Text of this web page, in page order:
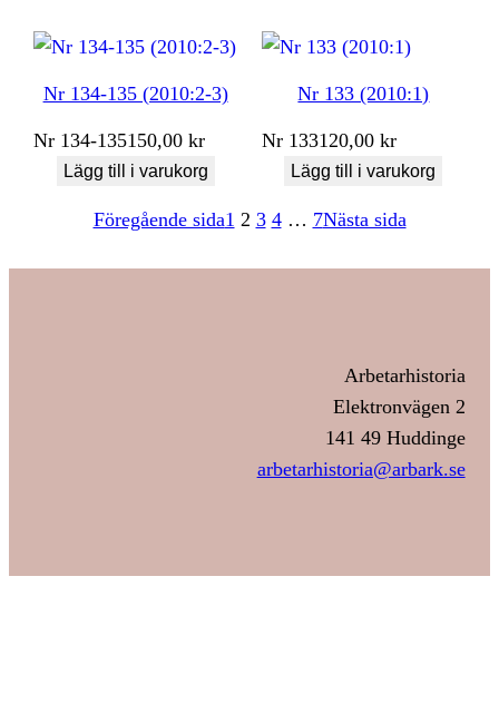
Nr 134-135 (2010:2-3)
Nr 134-135150,00kr
Lägg till i varukorg
Nr 133 (2010:1)
Nr 133120,00kr
Lägg till i varukorg
Föregående sida1 2 3 4 … 7Nästa sida
Arbetarhistoria
Elektronvägen 2
141 49 Huddinge
arbetarhistoria@arbark.se